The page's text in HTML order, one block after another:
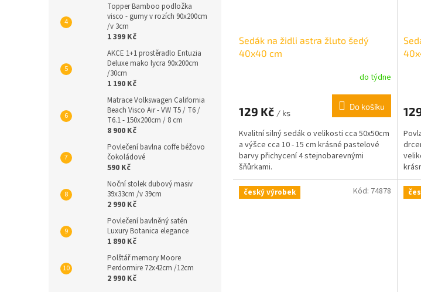
Topper Bamboo podložka
visco - gumy v rozích 90x200cm
/v 3cm
1 399 Kč
AKCE 1+1 prostěradlo Entuzia
Deluxe mako lycra 90x200cm
/30cm
1 190 Kč
Matrace Volkswagen California
Beach Visco Air - VW T5 / T6 /
T6.1 - 150x200cm / 8 cm
8 900 Kč
Povlečení bavlna coffe béžovo
čokoládové
590 Kč
Noční stolek dubový masiv
39x33cm /v 39cm
2 990 Kč
Povlečení bavlněný satén
Luxury Botanica elegance
1 890 Kč
Polštář memory Moore
Perdormire 72x42cm /12cm
2 990 Kč
Sedák na židli astra žluto šedý
40x40 cm
do týdne
129 Kč / ks
Do košíku
Kvalitní silný sedák o velikosti cca 50x50cm
a výšce cca 10 - 15 cm krásné pastelové
barvy přichycení 4 stejnobarevnými
šňůrkami.
český výrobek Kód: 74878